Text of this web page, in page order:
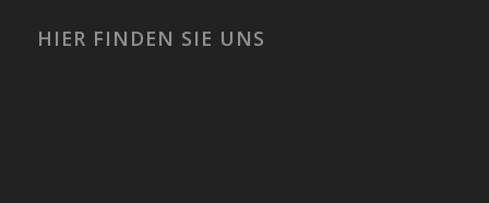
HIER FINDEN SIE UNS